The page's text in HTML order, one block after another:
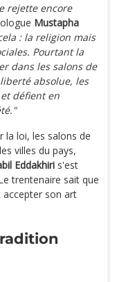
rejette encore
Mustapha
: la religion mais
Pourtant la
dans les salons de
absolue, les
défient en
la loi, les salons de
villes du pays,
Eddakhiri s'est
trentenaire sait que
son art